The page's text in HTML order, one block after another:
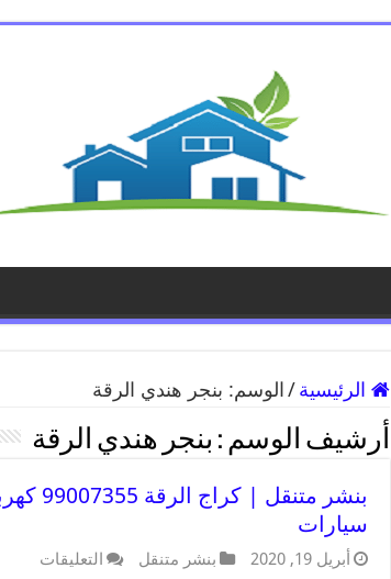
الرئيسية / الوسم: بنجر هندي الرقة
أرشيف الوسم : بنجر هندي الرقة
بنشر
سيارات
أبريل 19, 2020 بنشر متنقل التعليقات